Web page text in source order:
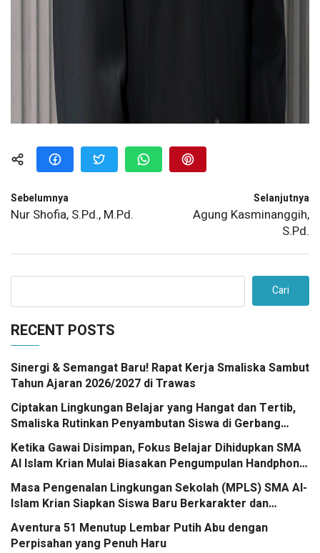
Sebelumnya
Nur Shofia, S.Pd., M.Pd.
Selanjutnya
Agung Kasminanggih,
S.Pd.
Cari
RECENT POSTS
Sinergi & Semangat Baru! Rapat Kerja Smaliska Sambut
Tahun Ajaran 2026/2027 di Trawas
Ciptakan Lingkungan Belajar yang Hangat dan Tertib,
Smaliska Rutinkan Penyambutan Siswa di Gerbang
Sekolah
Ketika Gawai Disimpan, Fokus Belajar Dihidupkan SMA
Al Islam Krian Mulai Biasakan Pengumpulan Handphone
Saat Pembelajaran
Masa Pengenalan Lingkungan Sekolah (MPLS) SMA Al-
Islam Krian Siapkan Siswa Baru Berkarakter dan
Tangguh
Aventura 51 Menutup Lembar Putih Abu dengan
Perpisahan yang Penuh Haru